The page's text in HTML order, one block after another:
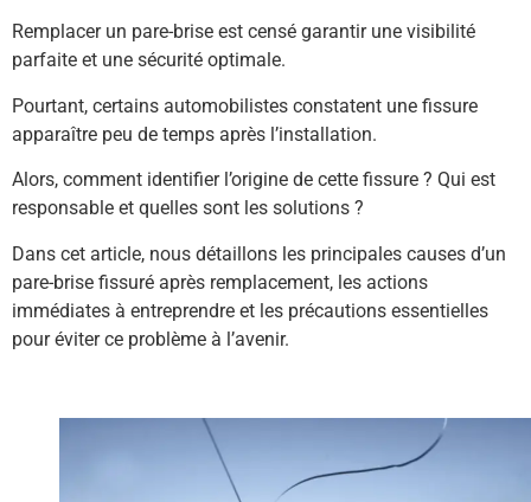
Remplacer un pare-brise est censé garantir une visibilité
parfaite et une sécurité optimale.
Pourtant, certains automobilistes constatent une fissure
apparaître peu de temps après l’installation.
Alors, comment identifier l’origine de cette fissure ? Qui est
responsable et quelles sont les solutions ?
Dans cet article, nous détaillons les principales causes d’un
pare-brise fissuré après remplacement, les actions
immédiates à entreprendre et les précautions essentielles
pour éviter ce problème à l’avenir.